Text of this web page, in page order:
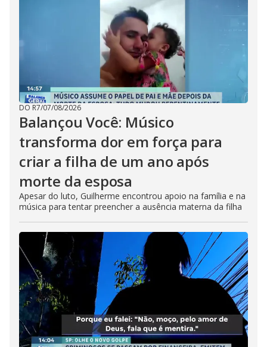
DO R7/07/08/2026
Balançou Você: Músico
transforma dor em força para
criar a filha de um ano após
morte da esposa
Apesar do luto, Guilherme encontrou apoio na família e na
música para tentar preencher a ausência materna da filha